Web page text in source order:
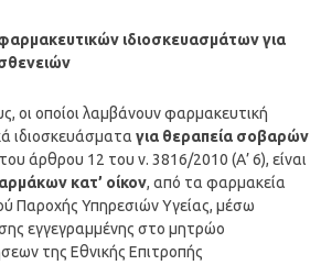
ιδιοσκευασμάτων για
οι οποίοι λαμβάνουν φαρμακευτική
ιδιοσκευάσματα για θεραπεία σοβαρών
άρθρου 12 του ν. 3816/2010 (Α’ 6), είναι
κατ’ οίκον, από τα φαρμακεία
Παροχής Υπηρεσιών Υγείας, μέσω
εγγεγραμμένης στο μητρώο
της Εθνικής Επιτροπής